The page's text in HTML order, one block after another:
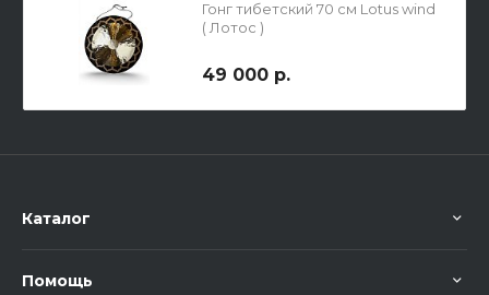
Гонг тибетский 70 см Lotus wind
( Лотос )
49 000 р.
Каталог
Помощь